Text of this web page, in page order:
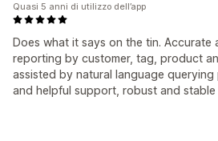
Does what it says on the tin. Accurate
reporting by customer, tag, product
assisted by natural language
and helpful support, robust and
Quasi 5 anni di utilizzo dell’app